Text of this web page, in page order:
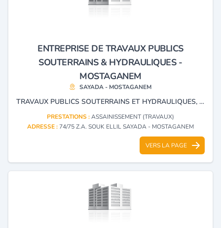
ENTREPRISE DE TRAVAUX PUBLICS
SOUTERRAINS & HYDRAULIQUES -
MOSTAGANEM
SAYADA - MOSTAGANEM
TRAVAUX PUBLICS SOUTERRAINS ET HYDRAULIQUES, TRAVAUX D'ASSAINISSEMENT ET VRD ENTRETIEN ET RENTABILISATION DES ROUTES, TRAVAUX DE TERRASSEMENT REVÊTEMENT DES ROUTES RÉALISATION DES PARKINGS ET STATIONNEMENT FRAISAGE DES REVÊTEMENTS BÉTONS BITUMINEUX.
PRESTATIONS :ASSAINISSEMENT (TRAVAUX)
ADRESSE : 74/75 Z.A. SOUK ELLIL SAYADA - MOSTAGANEM
VERS LA PAGE